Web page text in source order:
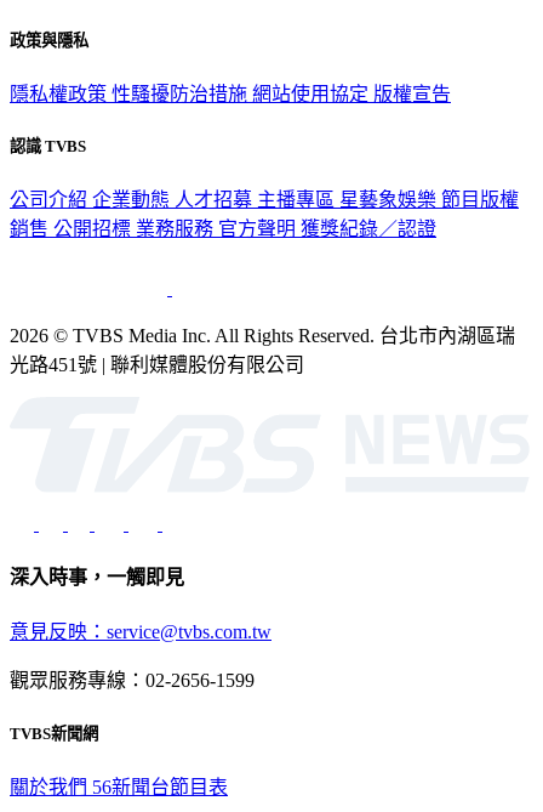
政策與隱私
隱私權政策 性騷擾防治措施 網站使用協定 版權宣告
認識 TVBS
公司介紹 企業動態 人才招募 主播專區 星藝象娛樂 節目版權
銷售 公開招標 業務服務 官方聲明 獲獎紀錄／認證
2026 © TVBS Media Inc. All Rights Reserved. 台北市內湖區瑞
光路451號 | 聯利媒體股份有限公司
深入時事，一觸即見
意見反映：service@tvbs.com.tw
觀眾服務專線：02-2656-1599
TVBS新聞網
關於我們 56新聞台節目表